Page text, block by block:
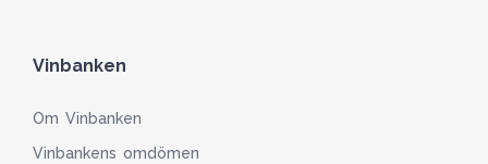
Vinbanken
Om Vinbanken
Vinbankens omdömen